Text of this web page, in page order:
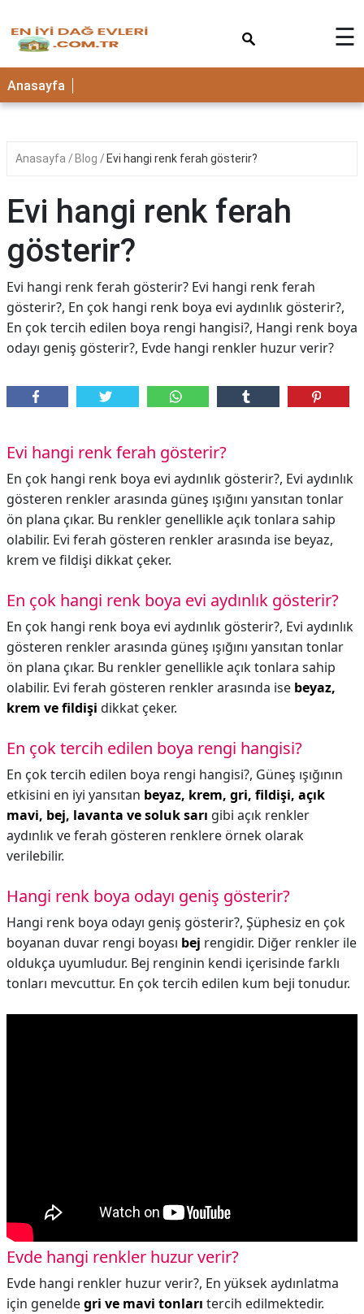
☰
Anasayfa
Anasayfa Blog Evi hangi renk ferah gösterir?
Evi hangi renk ferah
gösterir?
Evi hangi renk ferah gösterir? Evi hangi renk ferah
gösterir?, En çok hangi renk boya evi aydınlık gösterir?,
En çok tercih edilen boya rengi hangisi?, Hangi renk boya
odayı geniş gösterir?, Evde hangi renkler huzur verir?
Evi hangi renk ferah gösterir?
En çok hangi renk boya evi aydınlık gösterir?, Evi aydınlık
gösteren renkler arasında güneş ışığını yansıtan tonlar
ön plana çıkar. Bu renkler genellikle açık tonlara sahip
olabilir. Evi ferah gösteren renkler arasında ise beyaz,
krem ve fildişi dikkat çeker.
En çok hangi renk boya evi aydınlık gösterir?
En çok hangi renk boya evi aydınlık gösterir?, Evi aydınlık
gösteren renkler arasında güneş ışığını yansıtan tonlar
ön plana çıkar. Bu renkler genellikle açık tonlara sahip
olabilir. Evi ferah gösteren renkler arasında ise beyaz,
krem ve fildişi dikkat çeker.
En çok tercih edilen boya rengi hangisi?
En çok tercih edilen boya rengi hangisi?, Güneş ışığının
etkisini en iyi yansıtan beyaz, krem, gri, fildişi, açık
mavi, bej, lavanta ve soluk sarı gibi açık renkler
aydınlık ve ferah gösteren renklere örnek olarak
verilebilir.
Hangi renk boya odayı geniş gösterir?
Hangi renk boya odayı geniş gösterir?, Şüphesiz en çok
boyanan duvar rengi boyası bej rengidir. Diğer renkler ile
oldukça uyumludur. Bej renginin kendi içerisinde farklı
tonları mevcuttur. En çok tercih edilen kum beji tonudur.
Evde hangi renkler huzur verir?
Evde hangi renkler huzur verir?, En yüksek aydınlatma
için geneldegri ve mavi tonları tercih edilmektedir.